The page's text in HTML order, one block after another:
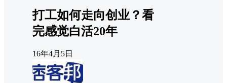
打工如何走向创业？看
完感觉白活20年
16年4月5日